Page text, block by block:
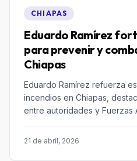
CHIAPAS
Eduardo Ramírez
para prevenir y
Chiapas
Eduardo Ramírez refuerza
incendios en Chiapas,
entre autoridades y Fuerzas
21 de abril, 2026